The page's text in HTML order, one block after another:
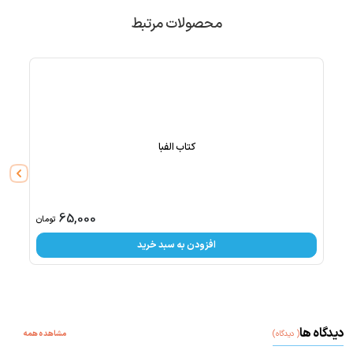
محصولات مرتبط
کتاب الفبا
65,000 تومان
افزودن به سبد خرید
دیدگاه ها( دیدگاه) مشاهده همه